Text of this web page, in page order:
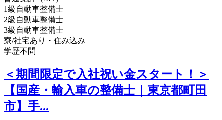
1級自動車整備士
2級自動車整備士
3級自動車整備士
寮/社宅あり・住み込み
学歴不問
＜期間限定で入社祝い金スタート！＞
【国産・輸入車の整備士｜東京都町田
市】手...